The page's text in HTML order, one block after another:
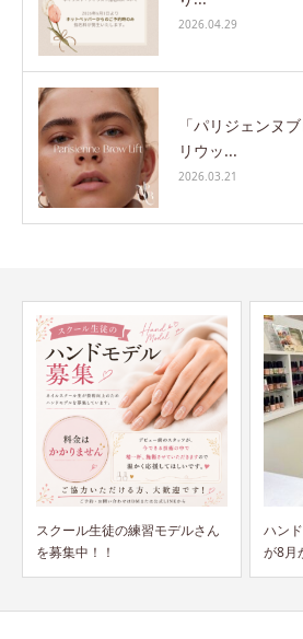
2026.04.29
「パリジェンヌ
リウッ...
2026.03.21
ハンドデビュー前キャンペーン
が8月から復活！
衛生